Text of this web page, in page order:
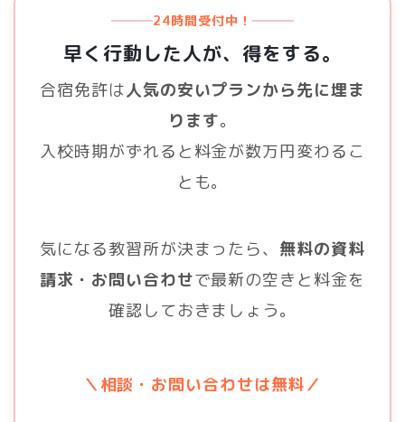
24時間受付中！
早く行動した人が、得をする。
合宿免許は人気の安いプランから先に埋ま
ります。
入校時期がずれると料金が数万円変わるこ
とも。
気になる教習所が決まったら、 無料の資料
請求・お問い合わせで最新の空きと料金を
確認しておきましょう。
＼相談・お問い合わせは無料／